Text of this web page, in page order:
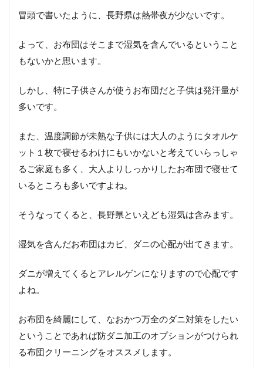
い
る
家
に
す
め
布
団
ク
リ
ニ
グ
しも
ーニ
長野
県で
は需
要少
冒頭で書いたように、長野県は熱帯夜が少ないです。
よって、お布団はそこまで湿気を含んでいるということ
もないかと思います。
しかし、特に子供さんが使うお布団だと子供は発汗量が
多いです。
また、温度調節が未熟な子供には大人のようにタオルケ
ット１枚で寝せるわけにもいかないと考えていらっしゃ
るご家庭も多く、大人よりしっかりしたお布団で寝せて
いるところも多いですよね。
そうなってくると、長野県といえども湿気は含みます。
湿気を含んだお布団はカビ、ダニの心配が出てきます。
ダニが増えてくるとアレルゲンになりますので心配です
よね。
お布団を綺麗にして、なおかつ万全のダニ対策をしたい
ということであれば防ダニ加工のオプションがつけられ
る布団クリーニングをオススメします。